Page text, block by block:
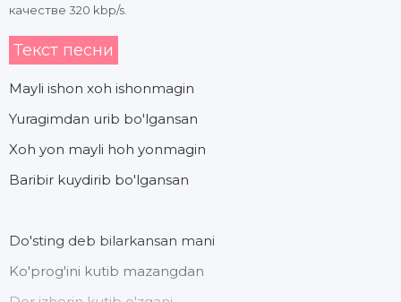
качестве 320 kbp/s.
Текст песни
Mayli ishon xoh ishonmagin
Yuragimdan urib bo'lgansan
Xoh yon mayli hoh yonmagin
Baribir kuydirib bo'lgansan
Do'sting deb bilarkansan mani
Ko'prog'ini kutib mazangdan